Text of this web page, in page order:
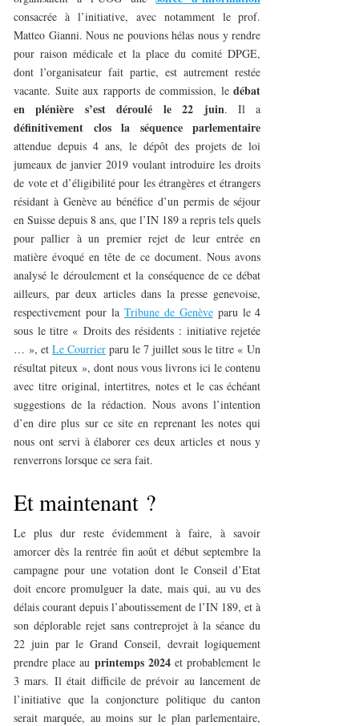
consacrée à l’initiative, avec notamment le prof.
Matteo Gianni. Nous ne pouvions hélas nous y rendre
pour raison médicale et la place du comité DPGE,
dont l’organisateur fait partie, est autrement restée
vacante. Suite aux rapports de commission, ledébat
en plénière s’est déroulé le 22 juin. Il a
définitivement clos la séquence parlementaire
attendue depuis 4 ans, le dépôt des projets de loi
jumeaux de janvier 2019 voulant introduire les droits
de vote et d’éligibilité pour les étrangères et étrangers
résidant à Genève au bénéfice d’un permis de séjour
en Suisse depuis 8 ans, que l’IN 189 a repris tels quels
pour pallier à un premier rejet de leur entrée en
matière évoqué en tête de ce document. Nous avons
analysé le déroulement et la conséquence de ce débat
ailleurs, par deux articles dans la presse genevoise,
respectivement pour la Tribune de Genèveparu le 4
sous le titre « Droits des résidents : initiative rejetée
… », etLe Courrier paru le 7 juillet sous le titre « Un
résultat piteux », dont nous vous livrons ici le contenu
avec titre original, intertitres, notes et le cas échéant
suggestions de la rédaction. Nous avons l’intention
d’en dire plus sur ce site en reprenant les notes qui
nous ont servi à élaborer ces deux articles et nous y
renverrons lorsque ce sera fait.
Et maintenant ?
Le plus dur reste évidemment à faire, à savoir
amorcer dès la rentrée fin août et début septembre la
campagne pour une votation dont le Conseil d’Etat
doit encore promulguer la date, mais qui, au vu des
délais courant depuis l’aboutissement de l’IN 189, et à
son déplorable rejet sans contreprojet à la séance du
22 juin par le Grand Conseil, devrait logiquement
prendre place au printemps 2024et probablement le
3 mars. Il était difficile de prévoir au lancement de
l’initiative que la conjoncture politique du canton
serait marquée, au moins sur le plan parlementaire,